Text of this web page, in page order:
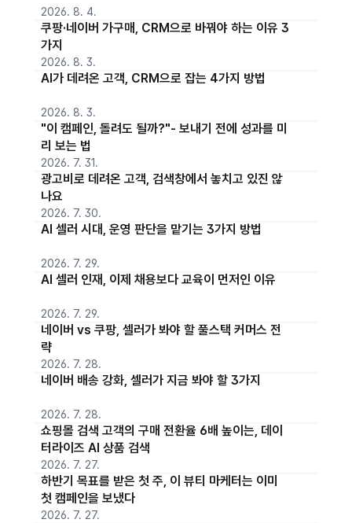
2026. 8. 4.
쿠팡·네이버 가구매, CRM으로 바꿔야 하는 이유 3
가지
2026. 8. 3.
AI가 데려온 고객, CRM으로 잡는 4가지 방법
2026. 8. 3.
"이 캠페인, 돌려도 될까?"- 보내기 전에 성과를 미
리 보는 법
2026. 7. 31.
광고비로 데려온 고객, 검색창에서 놓치고 있진 않
나요
2026. 7. 30.
AI 셀러 시대, 운영 판단을 맡기는 3가지 방법
2026. 7. 29.
AI 셀러 인재, 이제 채용보다 교육이 먼저인 이유
2026. 7. 29.
네이버 vs 쿠팡, 셀러가 봐야 할 풀스택 커머스 전
략
2026. 7. 28.
네이버 배송 강화, 셀러가 지금 봐야 할 3가지
2026. 7. 28.
쇼핑몰 검색 고객의 구매 전환율 6배 높이는, 데이
터라이즈 AI 상품 검색
2026. 7. 27.
하반기 목표를 받은 첫 주, 이 뷰티 마케터는 이미
첫 캠페인을 보냈다
2026. 7. 27.